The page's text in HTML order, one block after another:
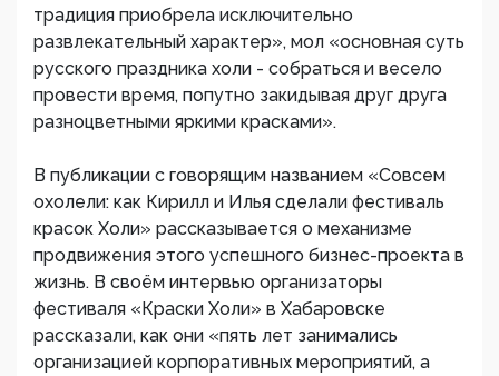
традиция приобрела исключительно
развлекательный характер», мол «основная суть
русского праздника холи - собраться и весело
провести время, попутно закидывая друг друга
разноцветными яркими красками».
В публикации с говорящим названием «Совсем
охолели: как Кирилл и Илья сделали фестиваль
красок Холи» рассказывается о механизме
продвижения этого успешного бизнес-проекта в
жизнь. В своём интервью организаторы
фестиваля «Краски Холи» в Хабаровске
рассказали, как они «пять лет занимались
организацией корпоративных мероприятий, а